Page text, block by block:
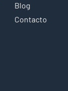
Blog
Contacto